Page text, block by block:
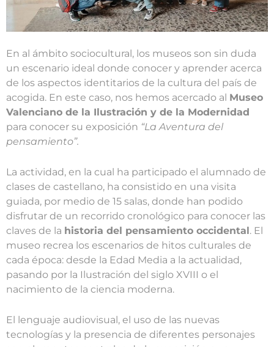
En al ámbito sociocultural, los museos son sin duda
un escenario ideal donde conocer y aprender acerca
de los aspectos identitarios de la cultura del país de
acogida. En este caso, nos hemos acercado al Museo
Valenciano de la Ilustración y de la Modernidad
para conocer su exposición “La Aventura del
pensamiento”.
La actividad, en la cual ha participado el alumnado de
clases de castellano, ha consistido en una visita
guiada, por medio de 15 salas, donde han podido
disfrutar de un recorrido cronológico para conocer las
claves de la historia del pensamiento occidental. El
museo recrea los escenarios de hitos culturales de
cada época: desde la Edad Media a la actualidad,
pasando por la Ilustración del siglo XVIII o el
nacimiento de la ciencia moderna.
El lenguaje audiovisual, el uso de las nuevas
tecnologías y la presencia de diferentes personajes